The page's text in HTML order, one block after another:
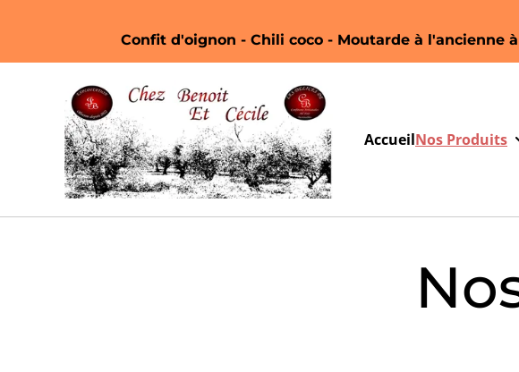
Confit d'oignon - Chili coco - Moutarde à l'ancienne
AccueilNos Produits